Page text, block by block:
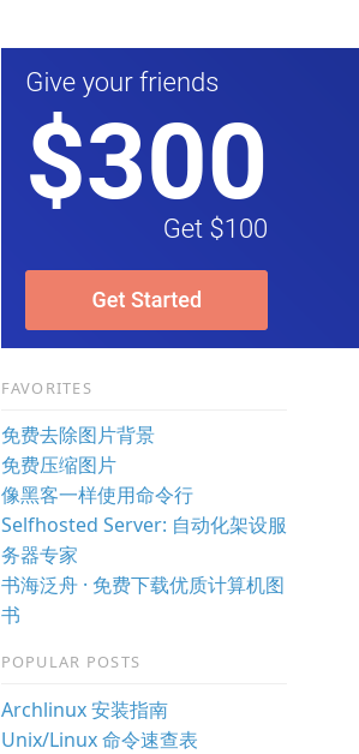
FAVORITES
免费去除图片背景
免费压缩图片
像黑客一样使用命令行
Selfhosted Server: 自动化架设服
务器专家
书海泛舟 · 免费下载优质计算机图
书
POPULAR POSTS
Archlinux 安装指南
Unix/Linux 命令速查表